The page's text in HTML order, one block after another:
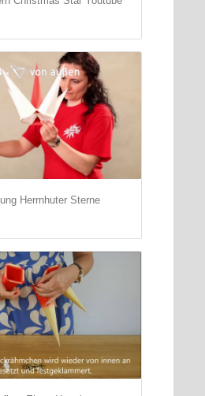
Herrnhuter Sterne